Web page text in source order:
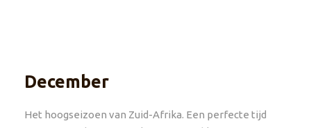
December
Het hoogseizoen van Zuid-Afrika. Een perfecte tijd